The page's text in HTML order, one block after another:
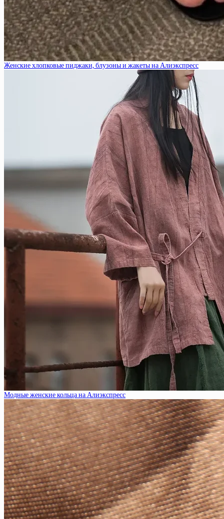
Женские хлопковые пиджаки, блузоны и жакеты на Алиэкспресс
Модные женские кольца на Алиэкспресс